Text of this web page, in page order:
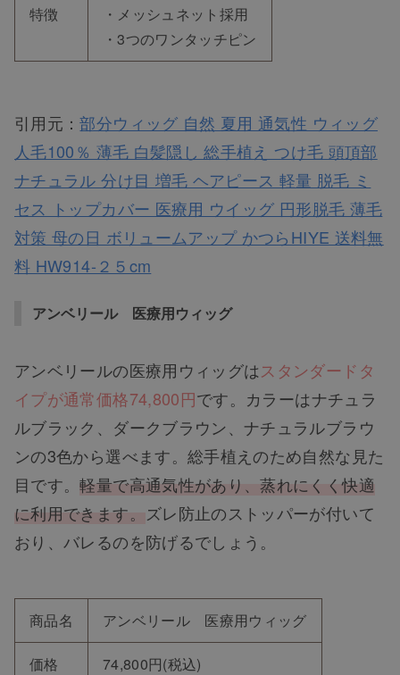
特徴
・メッシュネット採用
・3つのワンタッチピン
引用元：部分ウィッグ 自然 夏用 通気性 ウィッグ
人毛100％ 薄毛 白髪隠し 総手植え つけ毛 頭頂部
ナチュラル 分け目 増毛 ヘアピース 軽量 脱毛 ミ
セス トップカバー 医療用 ウイッグ 円形脱毛 薄毛
対策 母の日 ボリュームアップ かつらHIYE 送料無
料 HW914-２５cm
アンベリール 医療用ウィッグ
アンベリールの医療用ウィッグはスタンダードタ
イプが通常価格74,800円です。カラーはナチュラ
ルブラック、ダークブラウン、ナチュラルブラウ
ンの3色から選べます。総手植えのため自然な見た
目です。軽量で高通気性があり、蒸れにくく快適
に利用できます。 ズレ防止のストッパーが付いて
おり、バレるのを防げるでしょう。
商品名 アンベリール 医療用ウィッグ
価格 74,800円(税込)